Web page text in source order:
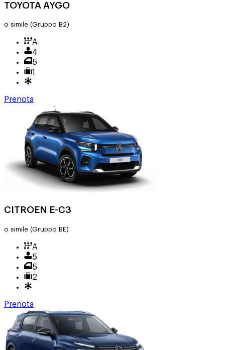
TOYOTA AYGO
o simile (Gruppo B2)
A
4
5
1
Prenota
CITROEN E-C3
o simile (Gruppo BE)
A
5
5
2
Prenota